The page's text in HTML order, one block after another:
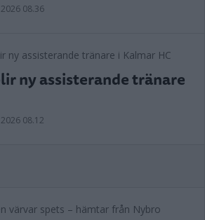
08.36
ny assisterande tränare
08.12